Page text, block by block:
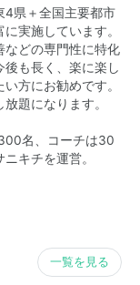
4県＋全国主要都市
実施しています。
などの専門性に特化
後も長く、楽に楽し
方にお勧めです。
題になります。
名、コーチは30
キチを運営。
一覧を見る